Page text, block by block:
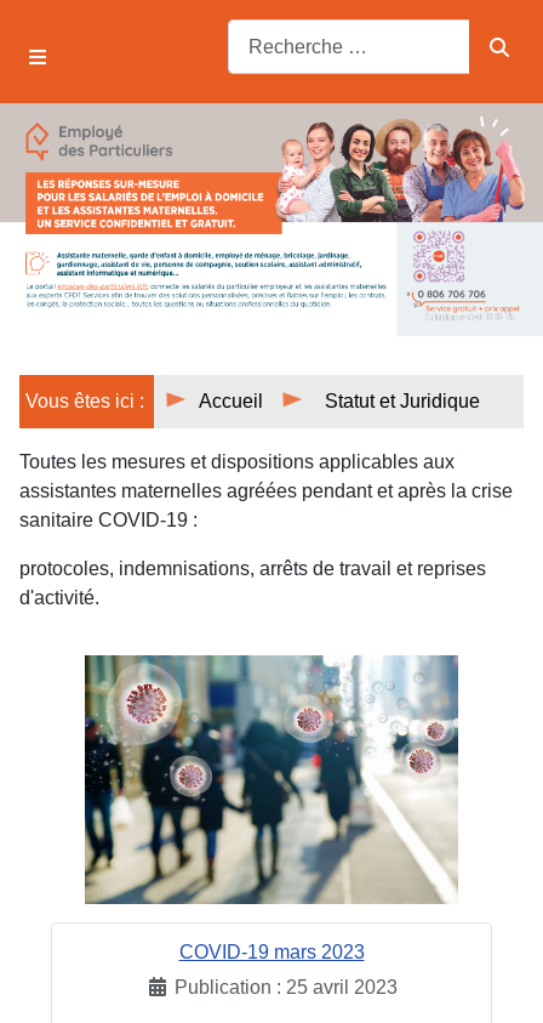
Vous êtes ici : Accueil Statut et Juridique
Toutes les mesures et dispositions applicables aux
assistantes maternelles agréées pendant et après la crise
sanitaire COVID-19 :
protocoles, indemnisations, arrêts de travail et reprises
d'activité.
COVID-19 mars 2023
Publication : 25 avril 2023